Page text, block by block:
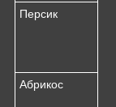
Персик
Абрикос